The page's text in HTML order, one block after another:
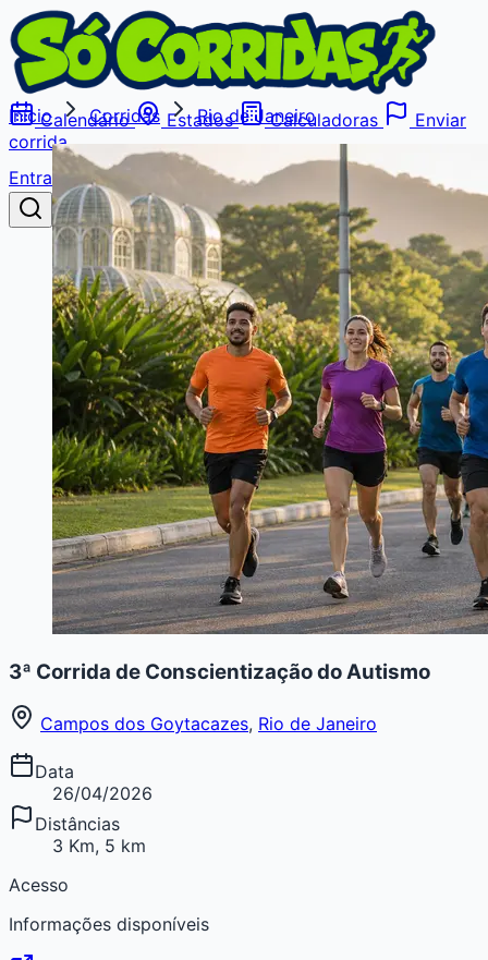
Calendário Estados Calculadoras
Enviar
corrida
Entrar
Início Corridas Rio de Janeiro
3ª Corrida de Conscientização do Autismo
Campos dos Goytacazes, Rio de Janeiro
Data
26/04/2026
Distâncias
3 Km, 5 km
Acesso
Informações disponíveis